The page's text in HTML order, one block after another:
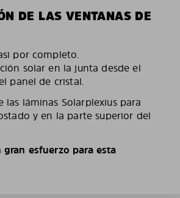
DE LAS VENTANAS DE
por completo.
solar en la junta desde el
panel de cristal.
las láminas Solarplexius para
y en la parte superior del
gran esfuerzo para esta